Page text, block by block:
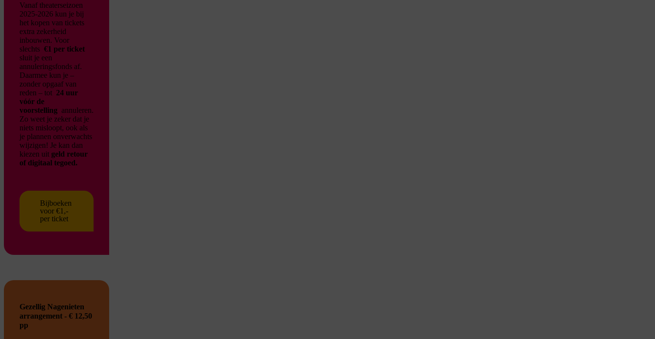
Vanaf theaterseizoen
2025-2026 kun je bij
het kopen van tickets
extra zekerheid
inbouwen. Voor
slechts €1 per ticket
sluit je een
annuleringsfonds af.
Daarmee kun je –
zonder opgaaf van
reden – tot 24 uur
vóór de
voorstelling annuleren.
Zo weet je zeker dat je
niets misloopt, ook als
je plannen onverwachts
wijzigen! Je kan dan
kiezen uit geld retour
of digitaal tegoed.
Bijboeken
voor €1,-
per ticket
Gezellig Nagenieten
arrangement - € 12,50
pp